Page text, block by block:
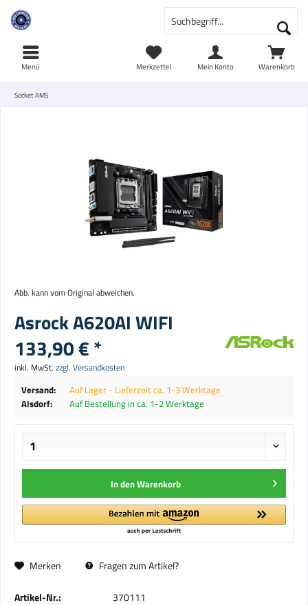
Warenkorb
Merkzettel Mein Konto
Menü
Socket AM5
Abb. kann vom Original abweichen.
Asrock A620AI WIFI
133,90 € *
inkl. MwSt. zzgl. Versandkosten
Versand:
Auf Lager - Lieferzeit ca. 1-3 Werktage
Alsdorf:
Auf Bestellung in ca. 1-2 Werktage
In denWarenkorb
Merken Fragen zum Artikel?
Artikel-Nr.:
370111